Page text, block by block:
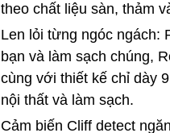
theo chất liệu sàn, thảm
Len lỏi từng ngóc ngách:
bạn và làm sạch chúng,
cùng với thiết kế chỉ dày
nội thất và làm sạch.
Cảm biến Cliff detect